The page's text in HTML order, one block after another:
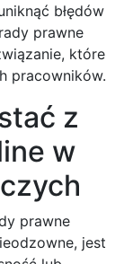
błędów
prawne
które
pracowników.
z
w
prawne
jest